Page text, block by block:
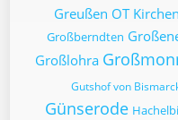
Greußen OT
Großberndten
Großlohra
Gutshof von
Günserode